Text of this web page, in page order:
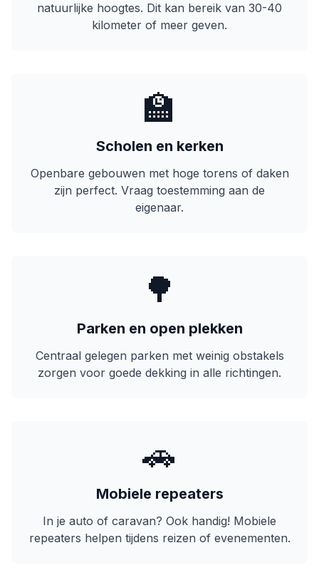
natuurlijke hoogtes. Dit kan bereik van 30-40
kilometer of meer geven.
🏫
Scholen en kerken
Openbare gebouwen met hoge torens of daken
zijn perfect. Vraag toestemming aan de
eigenaar.
🌳
Parken en open plekken
Centraal gelegen parken met weinig obstakels
zorgen voor goede dekking in alle richtingen.
🚗
Mobiele repeaters
In je auto of caravan? Ook handig! Mobiele
repeaters helpen tijdens reizen of evenementen.